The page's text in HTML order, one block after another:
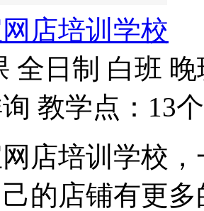
店培训学校
全日制 白班 晚
教学点：13个
店培训学校
的店铺有更